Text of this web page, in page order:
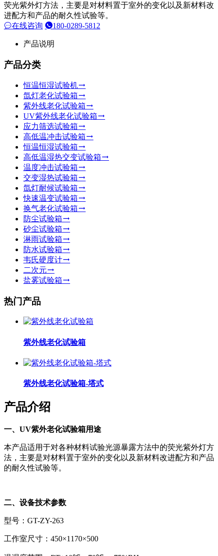
荧光紫外灯方法，主要是对材料置于室外的变化以及新材料改
进配方和产品的耐久性试验等。
在线咨询
180-0289-5812
产品说明
产品分类
恒温恒湿试验机
氙灯老化试验箱
紫外线老化试验箱
UV紫外线老化试验箱
应力筛选试验箱
高低温冲击试验箱
恒温恒湿试验箱
高低温湿热交变试验箱
温度冲击试验箱
交变湿热试验箱
氙灯耐候试验箱
快速温变试验箱
换气老化试验箱
防尘试验箱
砂尘试验箱
淋雨试验箱
防水试验箱
韦氏硬度计
二次元
盐雾试验箱
热门产品
紫外线老化试验箱
紫外线老化试验箱-塔式
产品介绍
一、UV紫外老化试验箱用途
本产品适用于对各种材料试验光源暴露方法中的荧光紫外灯方
法，主要是对材料置于室外的变化以及新材料改进配方和产品
的耐久性试验等。
二、设备技术参数
型号：GT-ZY-263
工作室尺寸：450×1170×500